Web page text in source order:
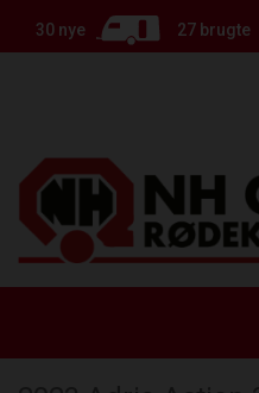
30 nye 27 brugte